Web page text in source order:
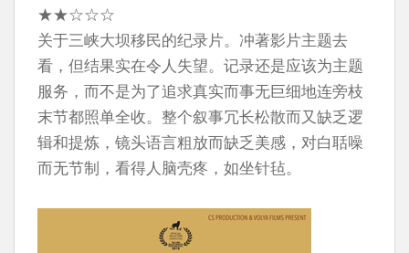
★★☆☆☆
关于三峡大坝移民的纪录片。冲著影片主题去
看，但结果实在令人失望。记录还是应该为主题
服务，而不是为了追求真实而事无巨细地连旁枝
末节都照单全收。整个叙事冗长松散而又缺乏逻
辑和提炼，镜头语言粗放而缺乏美感，对白聒噪
而无节制，看得人脑壳疼，如坐针毡。